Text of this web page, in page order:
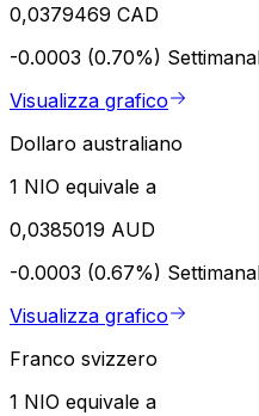
0,0379469 CAD
-0.0003 (0.70%)
Visualizza grafico
Dollaro australiano
1 NIO equivale a
0,0385019 AUD
-0.0003 (0.67%)
Visualizza grafico
Franco svizzero
1 NIO equivale a